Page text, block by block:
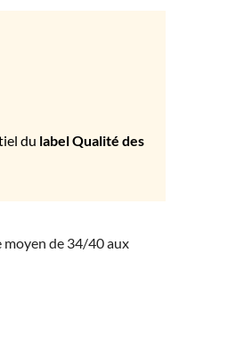
du label Qualité des
moyen de 34/40 aux